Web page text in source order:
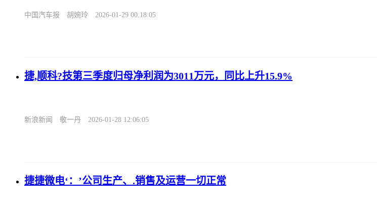
中国汽车报 胡婉玲 2026-01-29 00:18:05
捷,顺科?技第三季度归母净利润为3011万元，同比上升15.9%
新浪新闻 敬一丹 2026-01-28 12:06:05
捷捷微电‘：’公司生产、.销售及运营一切正常